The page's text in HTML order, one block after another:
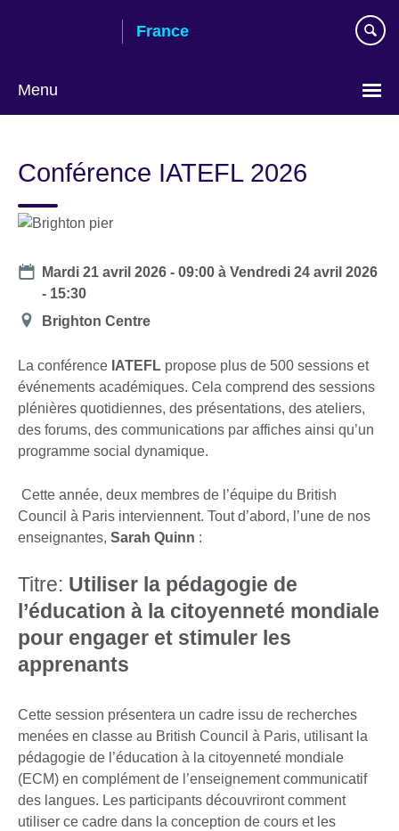
France
Menu
language
Conférence IATEFL 2026
Date
Mardi 21 avril 2026 - 09:00 àVendredi 24 avril 2026
- 15:30
Lieu
Brighton Centre
La conférence IATEFL propose plus de 500 sessions et
événements académiques. Cela comprend des sessions
plénières quotidiennes, des présentations, des ateliers,
des forums, des communications par affiches ainsi qu’un
programme social dynamique.
Cette année, deux membres de l’équipe du British
Council à Paris interviennent. Tout d’abord, l’une de nos
enseignantes, Sarah Quinn :
Titre: Utiliser la pédagogie de
l’éducation à la citoyenneté mondiale
pour engager et stimuler les
apprenants
Cette session présentera un cadre issu de recherches
menées en classe au British Council à Paris, utilisant la
pédagogie de l’éducation à la citoyenneté mondiale
(ECM) en complément de l’enseignement communicatif
des langues. Les participants découvriront comment
utiliser ce cadre dans la conception de cours et les